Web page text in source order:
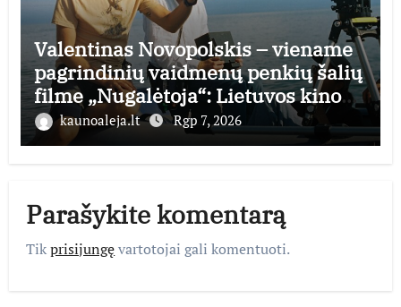
Valentinas Novopolskis – viename
pagrindinių vaidmenų penkių šalių
filme „Nugalėtoja“: Lietuvos kino
teatruose – nuo rugpjūčio 7-osios
kaunoaleja.lt Rgp 7, 2026
Parašykite komentarą
Tikprisijungęvartotojai gali komentuoti.